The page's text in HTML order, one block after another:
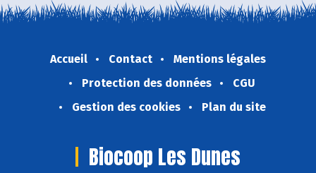
Accueil Contact
Mentions légales
Protection des données
CGU
Gestion des cookies
Plan du site
Biocoop Les Dunes